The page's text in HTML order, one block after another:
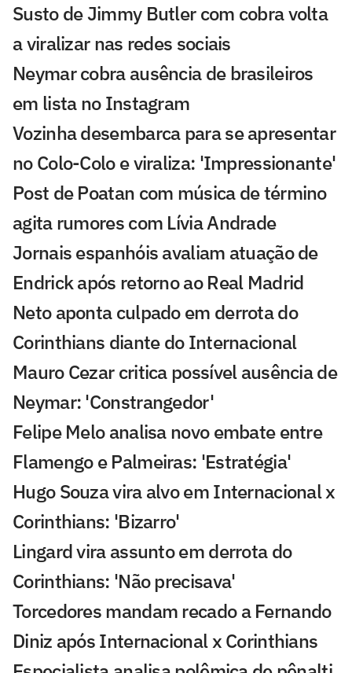
Susto de Jimmy Butler com cobra volta
a viralizar nas redes sociais
Neymar cobra ausência de brasileiros
em lista no Instagram
Vozinha desembarca para se apresentar
no Colo-Colo e viraliza: 'Impressionante'
Post de Poatan com música de término
agita rumores com Lívia Andrade
Jornais espanhóis avaliam atuação de
Endrick após retorno ao Real Madrid
Neto aponta culpado em derrota do
Corinthians diante do Internacional
Mauro Cezar critica possível ausência de
Neymar: 'Constrangedor'
Felipe Melo analisa novo embate entre
Flamengo e Palmeiras: 'Estratégia'
Hugo Souza vira alvo em Internacional x
Corinthians: 'Bizarro'
Lingard vira assunto em derrota do
Corinthians: 'Não precisava'
Torcedores mandam recado a Fernando
Diniz após Internacional x Corinthians